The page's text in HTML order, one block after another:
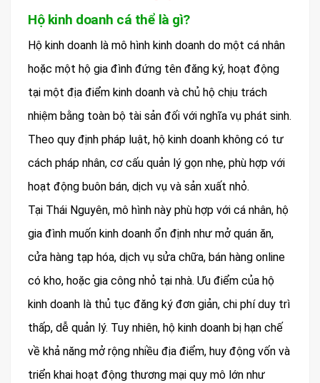
Hộ kinh doanh cá thể là gì?
Hộ kinh doanh là mô hình kinh doanh do một cá nhân
hoặc một hộ gia đình đứng tên đăng ký, hoạt động
tại một địa điểm kinh doanh và chủ hộ chịu trách
nhiệm bằng toàn bộ tài sản đối với nghĩa vụ phát sinh.
Theo quy định pháp luật, hộ kinh doanh không có tư
cách pháp nhân, cơ cấu quản lý gọn nhẹ, phù hợp với
hoạt động buôn bán, dịch vụ và sản xuất nhỏ.
Tại Thái Nguyên, mô hình này phù hợp với cá nhân, hộ
gia đình muốn kinh doanh ổn định như mở quán ăn,
cửa hàng tạp hóa, dịch vụ sửa chữa, bán hàng online
có kho, hoặc gia công nhỏ tại nhà. Ưu điểm của hộ
kinh doanh là thủ tục đăng ký đơn giản, chi phí duy trì
thấp, dễ quản lý. Tuy nhiên, hộ kinh doanh bị hạn chế
về khả năng mở rộng nhiều địa điểm, huy động vốn và
triển khai hoạt động thương mại quy mô lớn như